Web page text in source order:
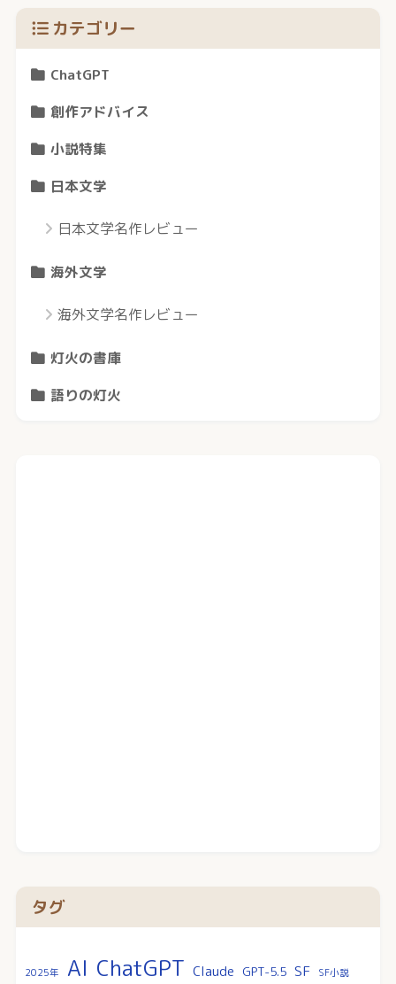
カテゴリー
ChatGPT
創作アドバイス
小説特集
日本文学
日本文学名作レビュー
海外文学
海外文学名作レビュー
灯火の書庫
語りの灯火
タグ
2025年 AI ChatGPT Claude GPT-5.5 SF SF小説